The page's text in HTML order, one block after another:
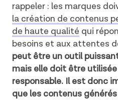
rappeler : les marques
la création de contenus
de haute qualité qui
besoins et aux attentes
peut être un outil
mais elle doit être
responsable. Il est donc
que les contenus